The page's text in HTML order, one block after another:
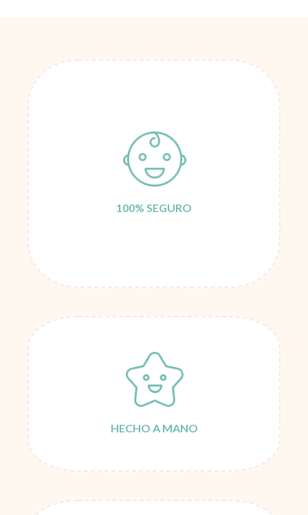
100% SEGURO
HECHO A MANO